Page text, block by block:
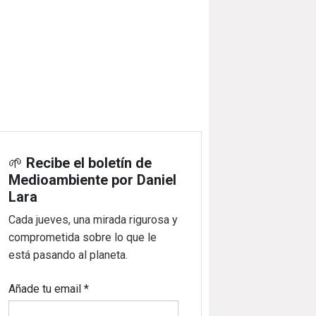
🌱 Recibe el boletín de
Medioambiente por Daniel
Lara
Cada jueves, una mirada rigurosa y
comprometida sobre lo que le
está pasando al planeta.
Añade tu email*